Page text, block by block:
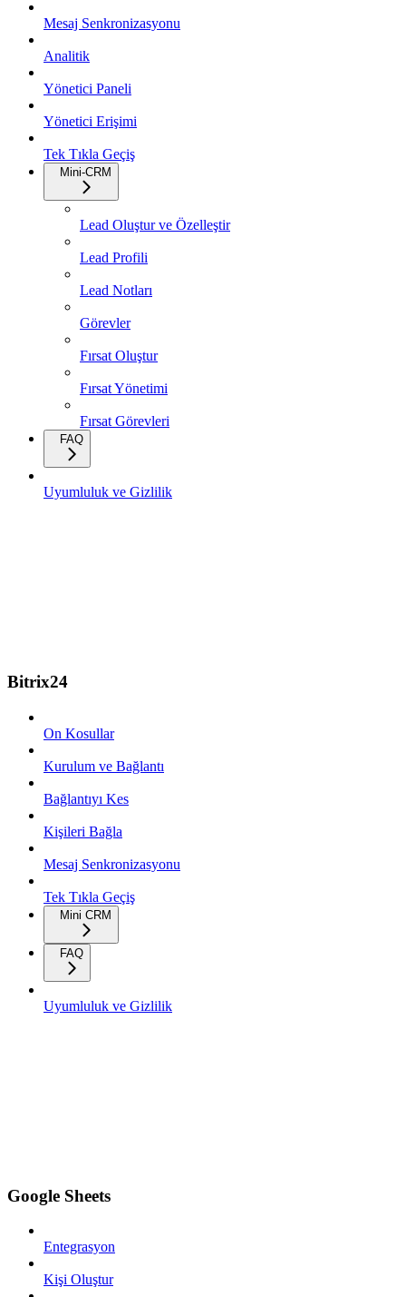
Mesaj Senkronizasyonu
Analitik
Yönetici Paneli
Yönetici Erişimi
Tek Tıkla Geçiş
Mini-CRM
Lead Oluştur ve Özelleştir
Lead Profili
Lead Notları
Görevler
Fırsat Oluştur
Fırsat Yönetimi
Fırsat Görevleri
FAQ
Uyumluluk ve Gizlilik
Bitrix24
On Kosullar
Kurulum ve Bağlantı
Bağlantıyı Kes
Kişileri Bağla
Mesaj Senkronizasyonu
Tek Tıkla Geçiş
Mini CRM
FAQ
Uyumluluk ve Gizlilik
Google Sheets
Entegrasyon
Kişi Oluştur